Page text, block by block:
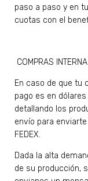
paso a paso y en
cuotas con el
COMPRAS
En caso de que tu
pago es en
detallando los
envío para
FEDEX.
Dada la alta
de su producción,